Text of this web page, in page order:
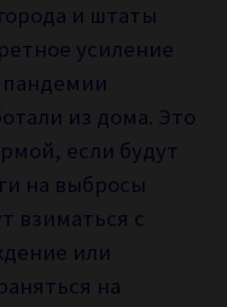
и штаты
усиление
из дома. Это
если будут
на выбросы
взиматься с
или
на